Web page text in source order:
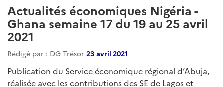
Actualités économiques Nigéria -
Ghana semaine 17 du 19 au 25 avril
2021
Rédigé par : DG Trésor 23 avril 2021
Publication du Service économique régional d’Abuja,
réalisée avec les contributions des SE de Lagos et